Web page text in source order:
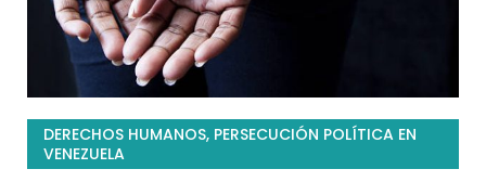
DERECHOS HUMANOS, PERSECUCIÓN POLÍTICA EN
VENEZUELA